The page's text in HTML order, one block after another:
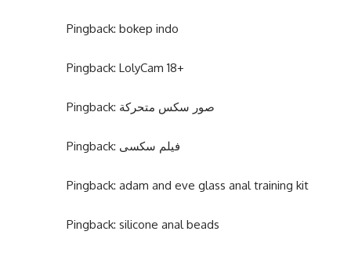
Pingback: bokep indo
Pingback: LolyCam 18+
Pingback: صور سكس متحركة
Pingback: فیلم سکسی
Pingback: adam and eve glass anal training kit
Pingback: silicone anal beads